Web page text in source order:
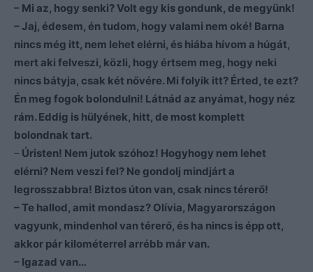
– Mi az, hogy senki? Volt egy kis gondunk, de megyünk!
– Jaj, édesem, én tudom, hogy valami nem oké! Barna
nincs még itt, nem lehet elérni, és hiába hívom a húgát,
mert aki felveszi, közli, hogy értsem meg, hogy neki
nincs bátyja, csak két nővére. Mi folyik itt? Érted, te ezt?
Én meg fogok bolondulni! Látnád az anyámat, hogy néz
rám. Eddig is hülyének, hitt, de most komplett
bolondnak tart.
– Úristen! Nem jutok szóhoz! Hogyhogy nem lehet
elérni? Nem veszi fel? Ne gondolj mindjárt a
legrosszabbra! Biztos úton van, csak nincs térerő!
– Te hallod, amit mondasz? Olívia, Magyarországon
vagyunk, mindenhol van térerő, és ha nincs is épp ott,
akkor pár kilométerrel arrébb már van.
– Igazad van…